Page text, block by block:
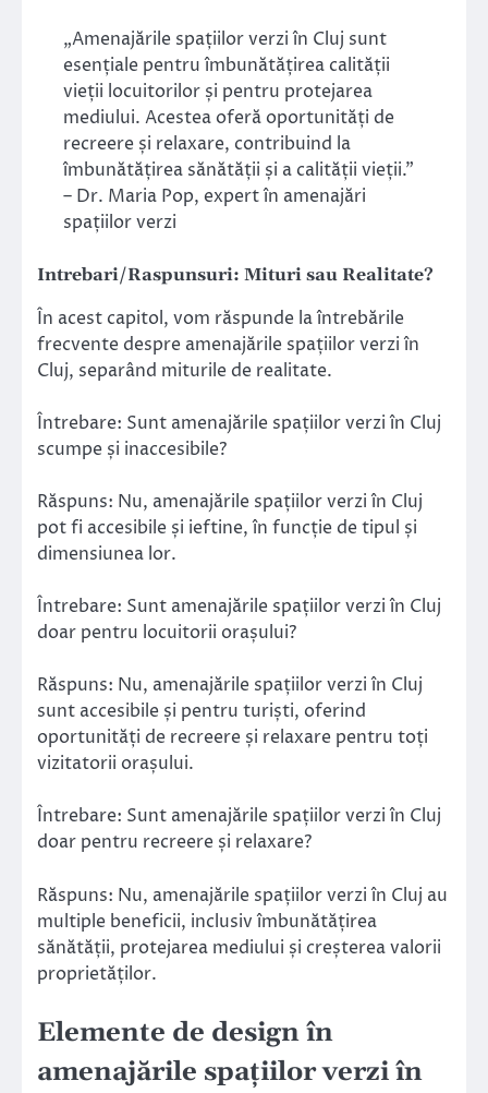
„Amenajările spațiilor verzi în Cluj sunt
esențiale pentru îmbunătățirea calității
vieții locuitorilor și pentru protejarea
mediului. Acestea oferă oportunități de
recreere și relaxare, contribuind la
îmbunătățirea sănătății și a calității vieții.”
– Dr. Maria Pop, expert în amenajări
spațiilor verzi
Intrebari/Raspunsuri: Mituri sau Realitate?
În acest capitol, vom răspunde la întrebările
frecvente despre amenajările spațiilor verzi în
Cluj, separând miturile de realitate.
Întrebare: Sunt amenajările spațiilor verzi în Cluj
scumpe și inaccesibile?
Răspuns: Nu, amenajările spațiilor verzi în Cluj
pot fi accesibile și ieftine, în funcție de tipul și
dimensiunea lor.
Întrebare: Sunt amenajările spațiilor verzi în Cluj
doar pentru locuitorii orașului?
Răspuns: Nu, amenajările spațiilor verzi în Cluj
sunt accesibile și pentru turiști, oferind
oportunități de recreere și relaxare pentru toți
vizitatorii orașului.
Întrebare: Sunt amenajările spațiilor verzi în Cluj
doar pentru recreere și relaxare?
Răspuns: Nu, amenajările spațiilor verzi în Cluj au
multiple beneficii, inclusiv îmbunătățirea
sănătății, protejarea mediului și creșterea valorii
proprietăților.
Elemente de design în
amenajările spațiilor verzi în